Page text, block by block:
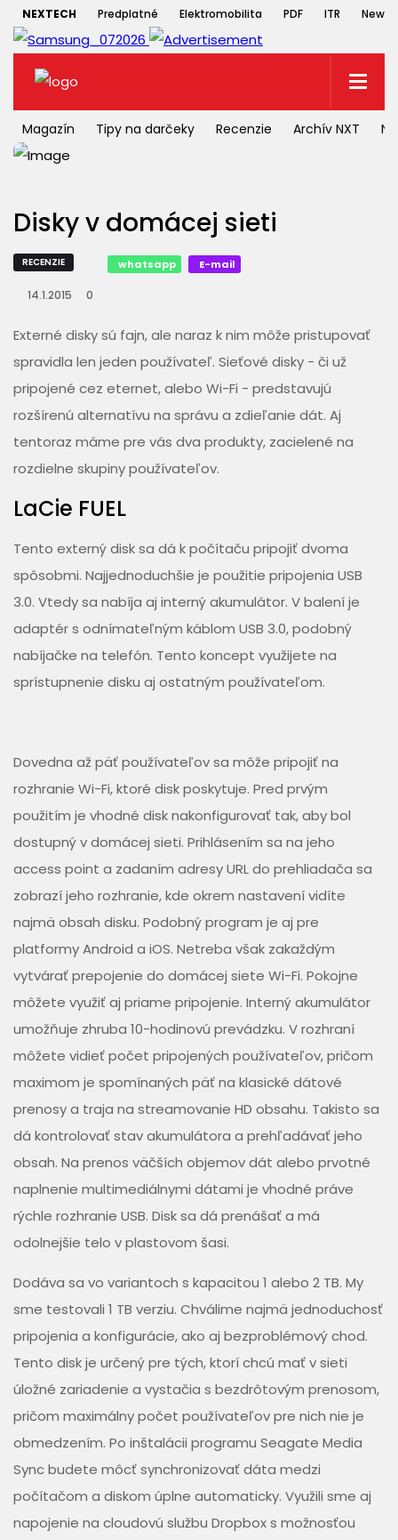
NEXTECH Predplatné Elektromobilita PDF ITR
Magazín Tipy na darčeky Recenzie Archív NXT
Disky v domácej sieti
RECENZIE whatsapp E-mail
14.1.2015 0
Externé disky sú fajn, ale naraz k nim môže pristupovať
spravidla len jeden používateľ. Sieťové disky - či už
pripojené cez eternet, alebo Wi-Fi - predstavujú
rozšírenú alternatívu na správu a zdieľanie dát. Aj
tentoraz máme pre vás dva produkty, zacielené na
rozdielne skupiny používateľov.
LaCie FUEL
Tento externý disk sa dá k počítaču pripojiť dvoma
spôsobmi. Najjednoduchšie je použitie pripojenia USB
3.0. Vtedy sa nabíja aj interný akumulátor. V balení je
adaptér s odnímateľným káblom USB 3.0, podobný
nabíjačke na telefón. Tento koncept využijete na
sprístupnenie disku aj ostatným používateľom.
Dovedna až päť používateľov sa môže pripojiť na
rozhranie Wi-Fi, ktoré disk poskytuje. Pred prvým
použitím je vhodné disk nakonfigurovať tak, aby bol
dostupný v domácej sieti. Prihlásením sa na jeho
access point a zadaním adresy URL do prehliadača sa
zobrazí jeho rozhranie, kde okrem nastavení vidíte
najmä obsah disku. Podobný program je aj pre
platformy Android a iOS. Netreba však zakaždým
vytvárať prepojenie do domácej siete Wi-Fi. Pokojne
môžete využiť aj priame pripojenie. Interný akumulátor
umožňuje zhruba 10-hodinovú prevádzku. V rozhraní
môžete vidieť počet pripojených používateľov, pričom
maximom je spomínaných päť na klasické dátové
prenosy a traja na streamovanie HD obsahu. Takisto sa
dá kontrolovať stav akumulátora a prehľadávať jeho
obsah. Na prenos väčších objemov dát alebo prvotné
naplnenie multimediálnymi dátami je vhodné práve
rýchle rozhranie USB. Disk sa dá prenášať a má
odolnejšie telo v plastovom šasi.
Dodáva sa vo variantoch s kapacitou 1 alebo 2 TB. My
sme testovali 1 TB verziu. Chválime najmä jednoduchosť
pripojenia a konfigurácie, ako aj bezproblémový chod.
Tento disk je určený pre tých, ktorí chcú mať v sieti
úložné zariadenie a vystačia s bezdrôtovým prenosom,
pričom maximálny počet používateľov pre nich nie je
obmedzením. Po inštalácii programu Seagate Media
Sync budete môcť synchronizovať dáta medzi
počítačom a diskom úplne automaticky. Využili sme aj
napojenie na cloudovú službu Dropbox s možnosťou